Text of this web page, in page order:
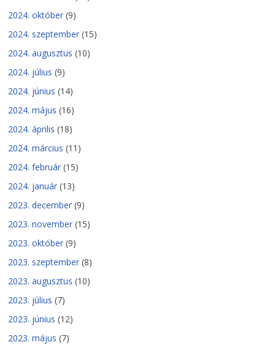
2024. október (9)
2024. szeptember (15)
2024. augusztus (10)
2024. július (9)
2024. június (14)
2024. május (16)
2024. április (18)
2024. március (11)
2024. február (15)
2024. január (13)
2023. december (9)
2023. november (15)
2023. október (9)
2023. szeptember (8)
2023. augusztus (10)
2023. július (7)
2023. június (12)
2023. május (7)